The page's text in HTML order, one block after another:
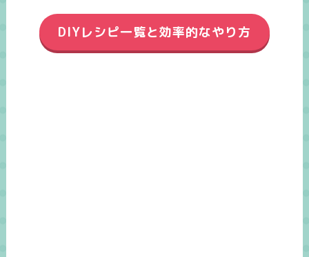
DIYレシピ一覧と効率的なやり方